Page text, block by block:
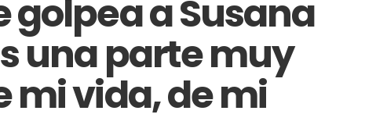
golpea a Susana
una parte muy
vida, de mi